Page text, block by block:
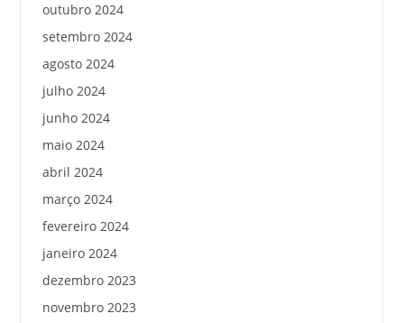
outubro 2024
setembro 2024
agosto 2024
julho 2024
junho 2024
maio 2024
abril 2024
março 2024
fevereiro 2024
janeiro 2024
dezembro 2023
novembro 2023